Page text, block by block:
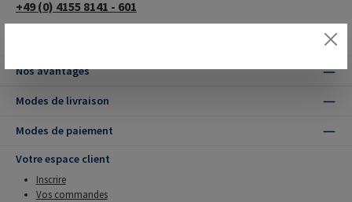
+49 (0) 4155 8141 - 601
Nos avantages
Modes de livraison
Modes de paiement
Votre espace client
Inscrire
Vos commandes